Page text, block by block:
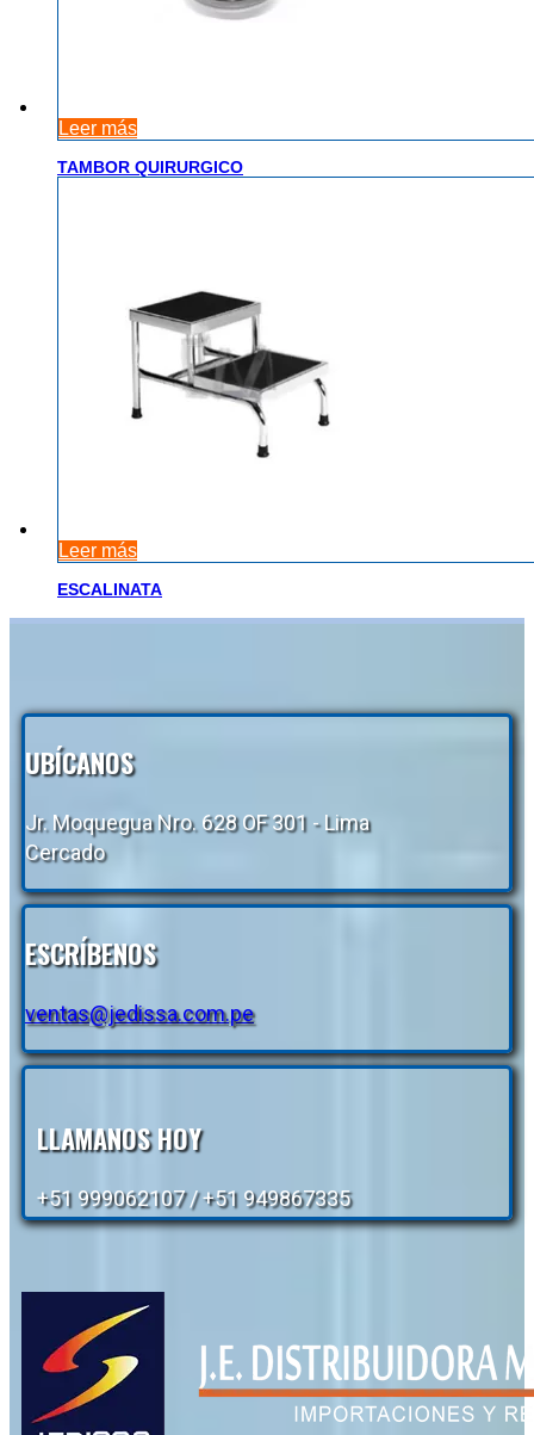
Leer más
TAMBOR QUIRURGICO
Leer más
ESCALINATA
UBÍCANOS
Jr. Moquegua Nro. 628 OF 301 - Lima
Cercado
ESCRÍBENOS
ventas@jedissa.com.pe
LLAMANOS HOY
+51 999062107 / +51 949867335